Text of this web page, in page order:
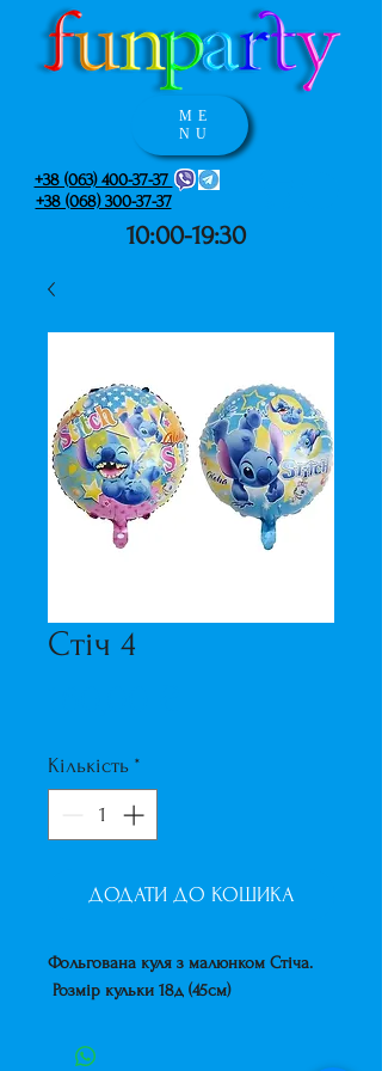
+38 (063) 400-37-37
+38 (068) 300-37-37
10:00-19:30
ME
NU
Стіч 4
Кількість *
ДОДАТИ ДО КОШИКА
Фольгована куля з малюнком Стіча.
Розмір кульки 18д (45см)